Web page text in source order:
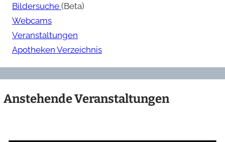
Bildersuche (Beta)
Webcams
Veranstaltungen
Apotheken Verzeichnis
Anstehende Veranstaltungen